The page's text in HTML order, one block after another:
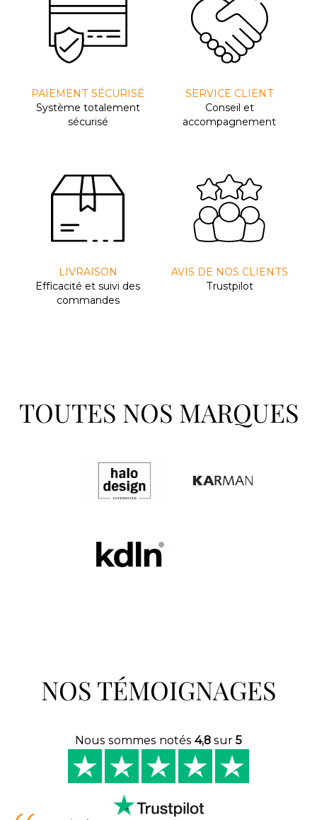
PAIEMENT SÉCURISÉ
Système totalement
sécurisé
SERVICE CLIENT
Conseil et
accompagnement
LIVRAISON
Efﬁcacité et suivi des
commandes
AVIS DE NOS CLIENTS
Trustpilot
TOUTES NOS MARQUES
NOS TÉMOIGNAGES
Nous sommes notés 4,8 sur 5